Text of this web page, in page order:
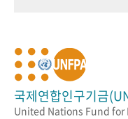
국제연합인구기금
United Nations Fund